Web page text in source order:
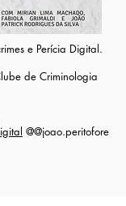
e Perícia Digital.
de Criminologia
@@joao.peritofore